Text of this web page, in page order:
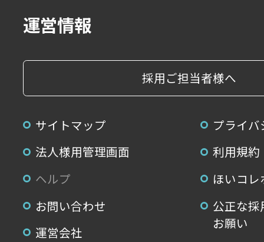
運営情報
採用ご担当者様へ
サイトマップ
プライ
法人様用管理画面
利用規約
ヘルプ
ほいコ
お問い合わせ
公正な
お願い
運営会社